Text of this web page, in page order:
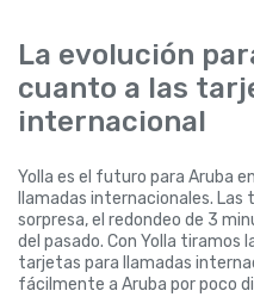
La evolución
cuanto a las
internacional
Yolla es el futuro para Aruba
llamadas internacionales.
sorpresa, el redondeo de 3
del pasado. Con Yolla tiramos
tarjetas para llamadas
fácilmente a Aruba por poco